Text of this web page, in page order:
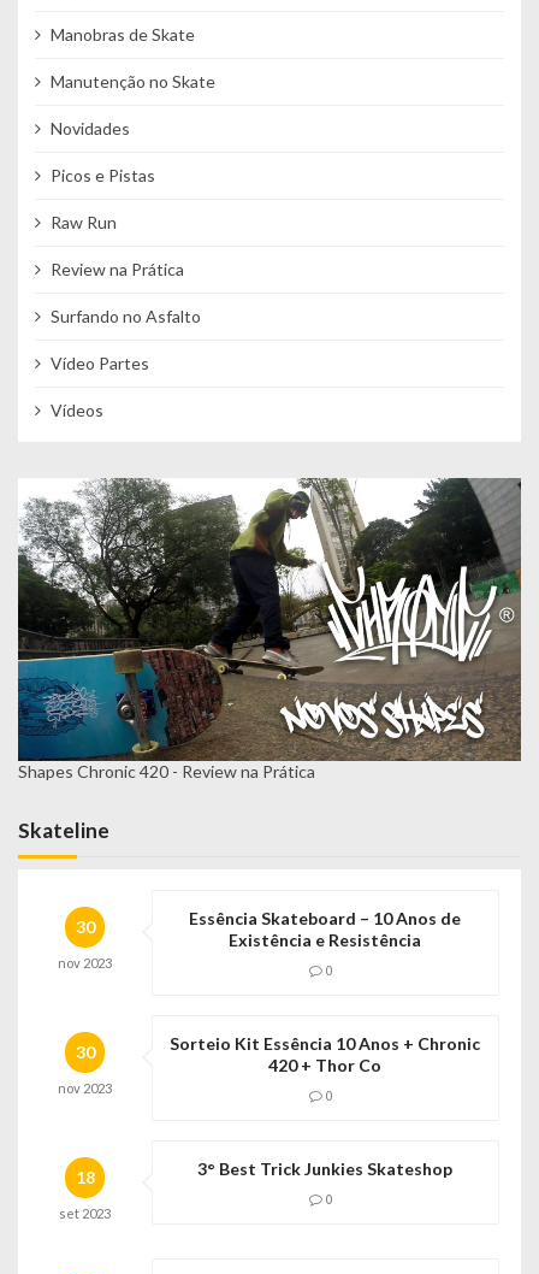
Manobras de Skate
Manutenção no Skate
Novidades
Picos e Pistas
Raw Run
Review na Prática
Surfando no Asfalto
Vídeo Partes
Vídeos
Shapes Chronic 420 - Review na Prática
Skateline
30
nov 2023
Essência Skateboard – 10 Anos de
Existência e Resistência
0
30
nov 2023
Sorteio Kit Essência 10 Anos + Chronic
420 + Thor Co
0
18
set 2023
3° Best Trick Junkies Skateshop
0